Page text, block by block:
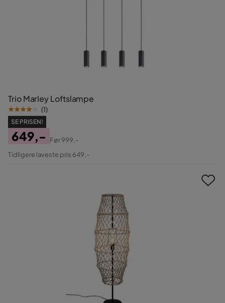
Trio Marley Loftslampe
(1)
SE PRISEN!
Pris
649,-
Original
Før999,-
Tidligere laveste pris 649,-